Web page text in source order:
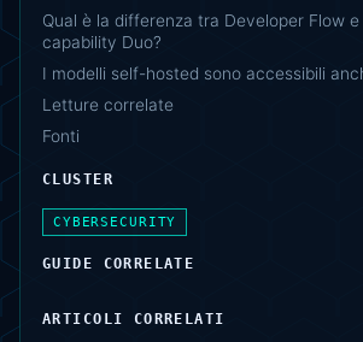
Qual è la differenza tra Developer Flow
capability Duo?
I modelli self-hosted sono accessibili
Letture correlate
Fonti
CLUSTER
CYBERSECURITY
GUIDE CORRELATE
ARTICOLI CORRELATI